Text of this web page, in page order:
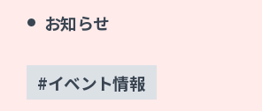
お知らせ
#イベント情報